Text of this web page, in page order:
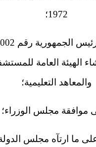
1972؛
بإنشاء الهيئة العامة
والمعاهد التعليمية؛
موافقة مجلس الوزراء؛
ما ارتآه مجلس